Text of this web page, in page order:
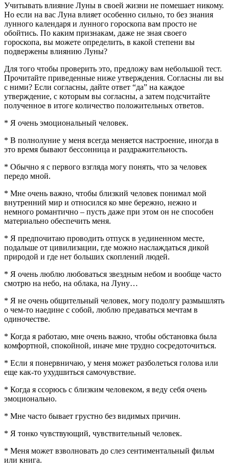
Учитывать влияние Луны в своей жизни не помешает никому.
Но если на вас Луна влияет особенно сильно, то без знания
лунного календаря и лунного гороскопа вам просто не
обойтись. По каким признакам, даже не зная своего
гороскопа, вы можете определить, в какой степени вы
подвержены влиянию Луны?
Для того чтобы проверить это, предложу вам небольшой тест.
Прочитайте приведенные ниже утверждения. Согласны ли вы
с ними? Если согласны, дайте ответ “да” на каждое
утверждение, с которым вы согласны, а затем подсчитайте
полученное в итоге количество положительных ответов.
* Я очень эмоциональный человек.
* В полнолуние у меня всегда меняется настроение, иногда в
это время бывают бессонница и раздражительность.
* Обычно я с первого взгляда могу понять, что за человек
передо мной.
* Мне очень важно, чтобы близкий человек понимал мой
внутренний мир и относился ко мне бережно, нежно и
немного романтично – пусть даже при этом он не способен
материально обеспечить меня.
* Я предпочитаю проводить отпуск в уединенном месте,
подальше от цивилизации, где можно наслаждаться дикой
природой и где нет больших скоплений людей.
* Я очень люблю любоваться звездным небом и вообще часто
смотрю на небо, на облака, на Луну…
* Я не очень общительный человек, могу подолгу размышлять
о чем-то наедине с собой, люблю предаваться мечтам в
одиночестве.
* Когда я работаю, мне очень важно, чтобы обстановка была
комфортной, спокойной, иначе мне трудно сосредоточиться.
* Если я понервничаю, у меня может разболеться голова или
еще как-то ухудшиться самочувствие.
* Когда я ссорюсь с близким человеком, я веду себя очень
эмоционально.
* Мне часто бывает грустно без видимых причин.
* Я тонко чувствующий, чувствительный человек.
* Меня может взволновать до слез сентиментальный фильм
или книга.